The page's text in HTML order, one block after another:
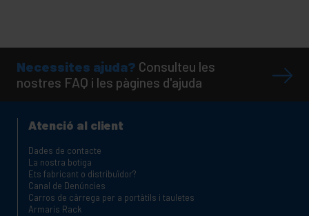
Necessites ajuda? Consulteu les
nostres FAQ i les pàgines d'ajuda
Atenció al client
Dades de contacte
La nostra botiga
Ets fabricant o distribuïdor?
Canal de Denúncies
Carros de càrrega per a portàtils i tauletes
Armaris Rack